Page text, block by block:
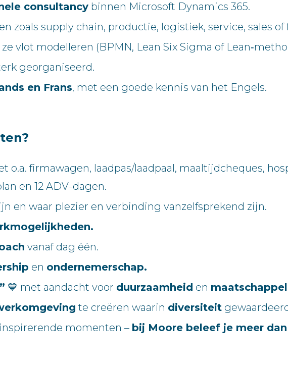
consultancy binnen Microsoft Dynamics 365.
zoals supply chain, productie, logistiek, service, sales of
vlot modelleren (BPMN, Lean Six Sigma of
georganiseerd.
en Frans, met een goede kennis van het Engels.
o.a. firmawagen, laadpas/laadpaal, maaltijdcheques,
en 12 ADV-dagen.
en waar plezier en verbinding vanzelfsprekend zijn.
vanaf dag één.
en ondernemerschap.
💙 met aandacht voor duurzaamheid en
te creëren waarin diversiteit
momenten – bij Moore beleef je meer